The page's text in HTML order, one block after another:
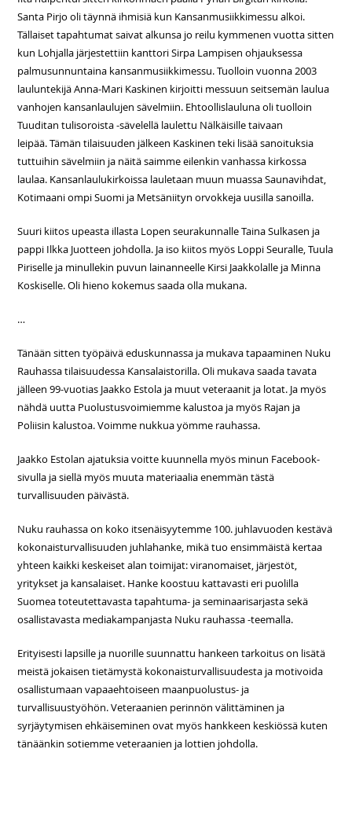
Santa Pirjo oli täynnä ihmisiä kun Kansanmusiikkimessu alkoi.
Tällaiset tapahtumat saivat alkunsa jo reilu kymmenen vuotta sitten
kun Lohjalla järjestettiin kanttori Sirpa Lampisen ohjauksessa
palmusunnuntaina kansanmusiikkimessu. Tuolloin vuonna 2003
lauluntekijä Anna-Mari Kaskinen kirjoitti messuun seitsemän laulua
vanhojen kansanlaulujen sävelmiin. Ehtoollislauluna oli tuolloin
Tuuditan tulisoroista -sävelellä laulettu Nälkäisille taivaan
leipää. Tämän tilaisuuden jälkeen Kaskinen teki lisää sanoituksia
tuttuihin sävelmiin ja näitä saimme eilenkin vanhassa kirkossa
laulaa. Kansanlaulukirkoissa lauletaan muun muassa Saunavihdat,
Kotimaani ompi Suomi ja Metsäniityn orvokkeja uusilla sanoilla.
Suuri kiitos upeasta illasta Lopen seurakunnalle Taina Sulkasen ja
pappi Ilkka Juotteen johdolla. Ja iso kiitos myös Loppi Seuralle, Tuula
Piriselle ja minullekin puvun lainanneelle Kirsi Jaakkolalle ja Minna
Koskiselle. Oli hieno kokemus saada olla mukana.
…
Tänään sitten työpäivä eduskunnassa ja mukava tapaaminen Nuku
Rauhassa tilaisuudessa Kansalaistorilla. Oli mukava saada tavata
jälleen 99-vuotias Jaakko Estola ja muut veteraanit ja lotat. Ja myös
nähdä uutta Puolustusvoimiemme kalustoa ja myös Rajan ja
Poliisin kalustoa. Voimme nukkua yömme rauhassa.
Jaakko Estolan ajatuksia voitte kuunnella myös minun Facebook-
sivulla ja siellä myös muuta materiaalia enemmän tästä
turvallisuuden päivästä.
Nuku rauhassa on koko itsenäisyytemme 100. juhlavuoden kestävä
kokonaisturvallisuuden juhlahanke, mikä tuo ensimmäistä kertaa
yhteen kaikki keskeiset alan toimijat: viranomaiset, järjestöt,
yritykset ja kansalaiset. Hanke koostuu kattavasti eri puolilla
Suomea toteutettavasta tapahtuma- ja seminaarisarjasta sekä
osallistavasta mediakampanjasta Nuku rauhassa -teemalla.
Erityisesti lapsille ja nuorille suunnattu hankeen tarkoitus on lisätä
meistä jokaisen tietämystä kokonaisturvallisuudesta ja motivoida
osallistumaan vapaaehtoiseen maanpuolustus- ja
turvallisuustyöhön. Veteraanien perinnön välittäminen ja
syrjäytymisen ehkäiseminen ovat myös hankkeen keskiössä kuten
tänäänkin sotiemme veteraanien ja lottien johdolla.